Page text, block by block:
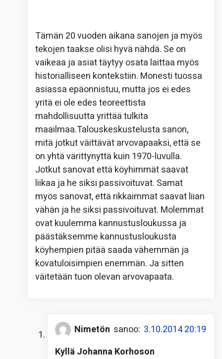
Tämän 20 vuoden aikana sanojen ja myös
tekojen taakse olisi hyvä nähdä. Se on
vaikeaa ja asiat täytyy osata laittaa myös
historialliseen kontekstiin. Monesti tuossa
asiassa epäonnistuu, mutta jos ei edes
yritä ei ole edes teoreettista
mahdollisuutta yrittää tulkita
maailmaa.Talouskeskustelusta sanon,
mitä jotkut väittävät arvovapaaksi, että se
on yhtä värittynyttä kuin 1970-luvulla.
Jotkut sanovat että köyhimmät saavat
liikaa ja he siksi passivoituvat. Samat
myös sanovat, että rikkaimmat saavat liian
vähän ja he siksi passivoituvat. Molemmat
ovat kuulemma kannustusloukussa ja
päästäksemme kannustusloukusta
köyhempien pitää saada vähemmän ja
kovatuloisimpien enemmän. Ja sitten
väitetään tuon olevan arvovapaata.
Nimetön sanoo: 3.10.2014 20:19
Kyllä Johanna Korhoson